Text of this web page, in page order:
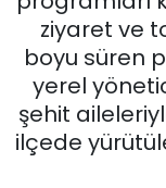
ziyaret ve
boyu süren
yerel
şehit
ilçede
EĞİTİM
MAGAZİN
SAĞLIK
Son
Haber